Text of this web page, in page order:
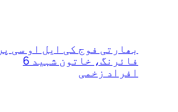
بھارتی فوج کی ایل او سی پر
فائرنگ، خاتون شہید 6
افراد زخمی